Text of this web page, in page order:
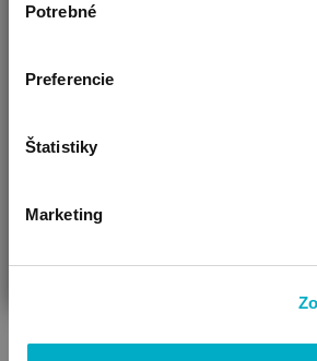
súhlasu
Potrebné
Preferencie
Štatistiky
Marketing